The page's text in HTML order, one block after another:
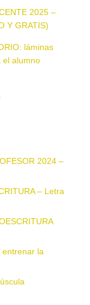
2025 –
Y GRATIS)
láminas
el alumno
2024 –
– Letra
entrenar la